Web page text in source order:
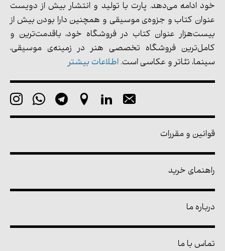
خود ادامه می‌دهد. پارت با تولید و انتشار بیش از دویست
عنوان کتاب و جزوه‌ی موسیقی و همچنین دارا بودن بیش از
بیست‌هزار عنوان کتاب در فروشگاه خود، باقدمت‌ترین و
کامل‌ترین فروشگاه تخصصی هنر در زمینه‌ی موسیقی،
سینما، تئاتر و عکاسی است. اطلاعات بیشتر
قوانین و مقررات
راهنمای خرید
درباره ما
تماس با ما